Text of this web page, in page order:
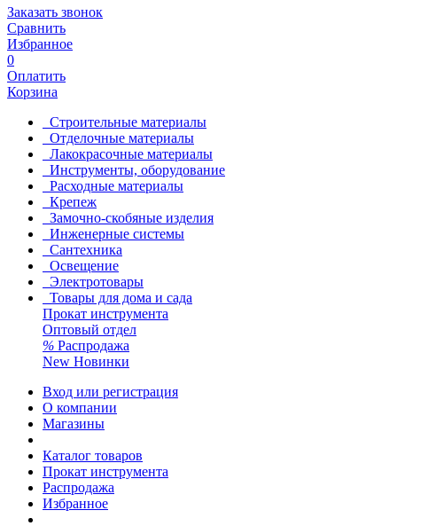
Заказать звонок
Сравнить
Избранное
0
Оплатить
Корзина
Строительные материалы
Отделочные материалы
Лакокрасочные материалы
Инструменты, оборудование
Расходные материалы
Крепеж
Замочно-скобяные изделия
Инженерные системы
Сантехника
Освещение
Электротовары
Товары для дома и сада
Прокат инструмента
Оптовый отдел
% Распродажа
New Новинки
Вход или регистрация
О компании
Магазины
Каталог товаров
Прокат инструмента
Распродажа
Избранное